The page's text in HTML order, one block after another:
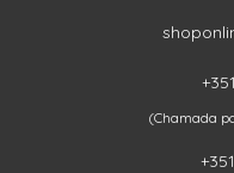
(Chamada